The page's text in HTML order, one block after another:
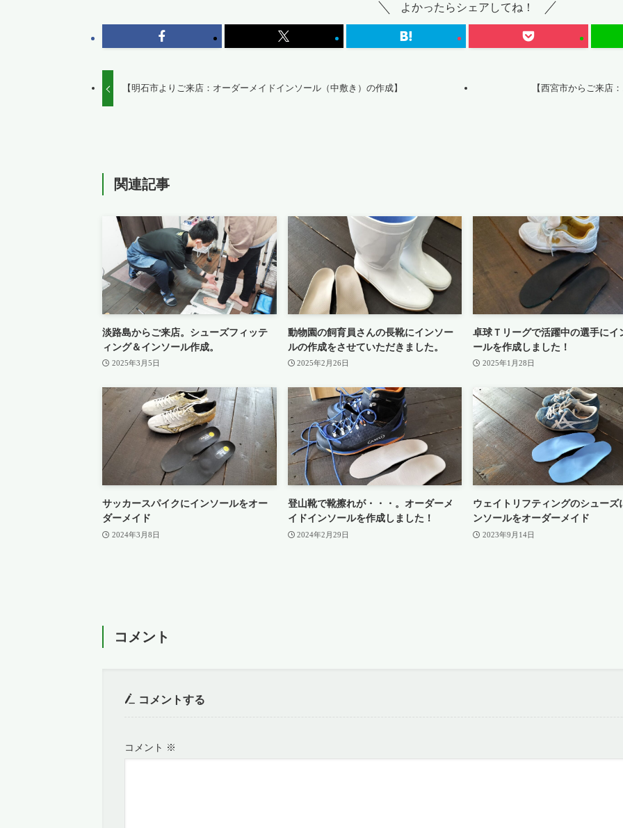
よかったらシェアしてね！
【明石市よりご来店：オーダーメイドインソール（中敷き）の作成】 【西宮市からご来店
関連記事
淡路島からご来店。シューズフィッテ
ィング＆インソール作成。
2025年3月5日
動物園の飼育員さんの長靴にインソー
ルの作成をさせていただきました。
2025年2月26日
卓球Ｔリーグで活躍中の選手にイ
ールを作成しました！
2025年1月28日
サッカースパイクにインソールをオー
ダーメイド
2024年3月8日
登山靴で靴擦れが・・・。オーダーメ
イドインソールを作成しました！
2024年2月29日
ウェイトリフティングのシューズ
ンソールをオーダーメイド
2023年9月14日
コメント
コメントする
コメント ※